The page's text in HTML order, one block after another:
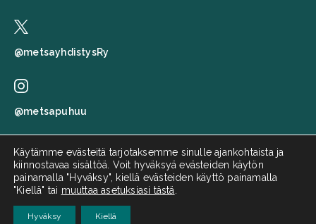
@metsayhdistysRy
@metsapuhuu
Suomen metsäyhdistys
Metsä puhuu
Käytämme evästeitä tarjotaksemme sinulle ajankohtaista ja
kiinnostavaa sisältöä. Voit hyväksyä evästeiden käytön
painamalla "Hyväksy", kiellä evästeiden käyttö painamalla
"Kiellä" tai muuttaa asetuksiasi tästä
Hyväksy Kiellä